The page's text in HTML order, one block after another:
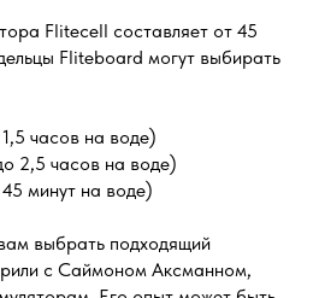
Flitecell составляет от 45
Fliteboard могут выбирать
часов на воде)
2,5 часов на воде)
минут на воде)
выбрать подходящий
с Саймоном Аксманном,